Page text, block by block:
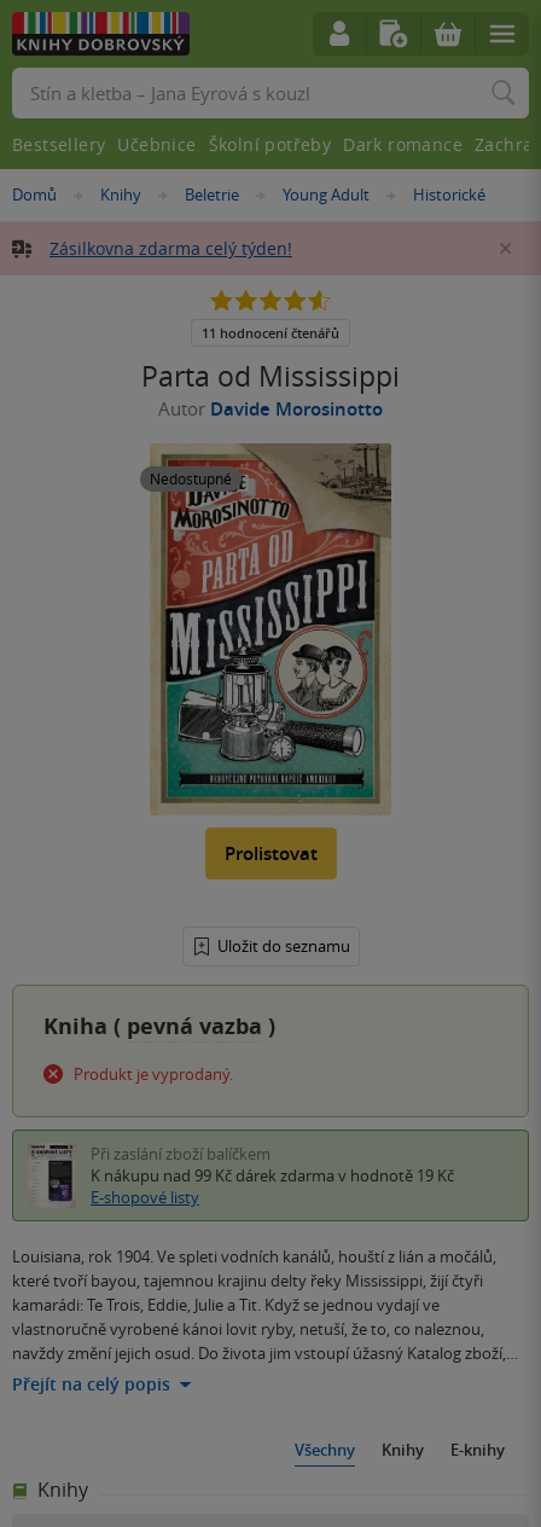
Nacházíte
zde:
Domů »
Knihy »
Beletrie »
Young Adult »Historické
Zásilkovna zdarma celý týden!
Parta od Mississippi
Autor Davide Morosinotto
Nedostupné
Prolistovat
Uložit do seznamu
4.6
5
11 hodnocení čtenářů
Kniha ( pevná vazba )
Produkt je vyprodaný.
Při zaslání zboží balíčkem
K nákupu nad 99 Kč dárek zdarma v hodnotě 19 Kč
E-shopové listy
Louisiana, rok 1904. Ve spleti vodních kanálů, houští z lián a močálů,
které tvoří bayou, tajemnou krajinu delty řeky Mississippi, žijí čtyři
kamarádi: Te Trois, Eddie, Julie a Tit. Když se jednou vydají ve
vlastnoručně vyrobené kánoi lovit ryby, netuší, že to, co naleznou,
navždy změní jejich osud. Do života jim vstoupí úžasný Katalog zboží,…
Přejít na celý popis
Všechny Knihy E-knihy
Knihy
Vyhledávání
Bestsellery Učebnice Školní potřeby Dark romance